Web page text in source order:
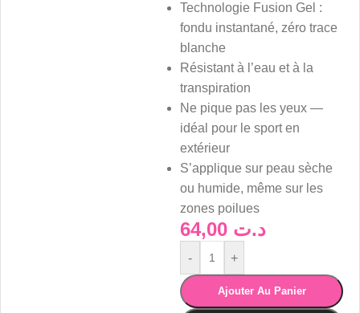
Technologie Fusion Gel :
fondu instantané, zéro trace
blanche
Résistant à l’eau et à la
transpiration
Ne pique pas les yeux —
idéal pour le sport en
extérieur
S’applique sur peau sèche
ou humide, même sur les
zones poilues
د.ت
- +
Ajouter Au Panier